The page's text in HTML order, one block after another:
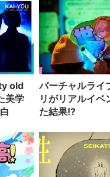
old
美学
バーチャルライ
リがリアルイベ
た結果!?